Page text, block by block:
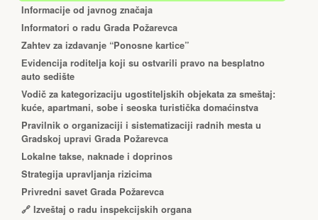
Informacije od javnog značaja
Informatori o radu Grada Požarevca
Zahtev za izdavanje “Ponosne kartice”
Еvidencija roditelja koji su ostvarili pravo na besplatno
auto sedište
Vodič za kategorizaciju ugostiteljskih objekata za smeštaj:
kuće, apartmani, sobe i seoska turistička domaćinstva
Pravilnik o organizaciji i sistematizaciji radnih mesta u
Gradskoj upravi Grada Požarevca
Lokalne takse, naknade i doprinos
Strategija upravljanja rizicima
Privredni savet Grada Požarevca
🔗 Izveštaj o radu inspekcijskih organa